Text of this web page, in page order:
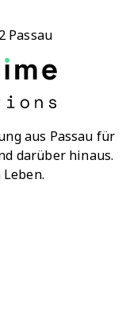
Passau
aus Passau für
darüber hinaus.